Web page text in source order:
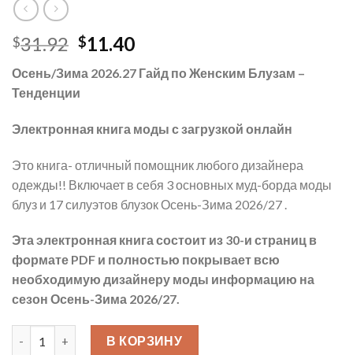
$31.92 Первоначальная
составляла
$31.92.
$11.40Текущая
цена:
$11.40.
Осень/Зима 2026.27 Гайд по Женским Блузам –
Тенденции
Электронная книга моды с загрузкой онлайн
Это книга- отличный помощник любого дизайнера
одежды!! Включает в себя 3 основных муд-борда моды
блуз и 17 силуэтов блузок Осень-Зима 2026/27 .
Эта электронная книга состоит из 30-и страниц в
формате PDF и полностью покрывает всю
необходимую дизайнеру моды информацию на
сезон Осень-Зима 2026/27.
Количество товара Гайд по Блузам ОЗ 26.27
В КОРЗИНУ